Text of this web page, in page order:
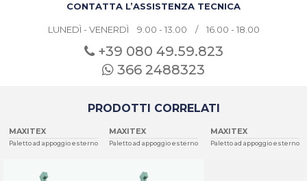
CONTATTA L’ASSISTENZA TECNICA
LUNEDÌ - VENERDÌ 9.00 - 13.00 / 16.00 - 18.00
+39 080 49.59.823
366 2488323
PRODOTTI CORRELATI
MAXITEX
Paletto ad appoggio esterno
MAXITEX
Paletto ad appoggio esterno
MAXITEX
Paletto ad appoggio esterno